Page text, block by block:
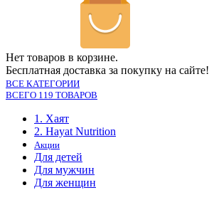
Нет товаров в корзине.
Бесплатная доставка за покупку на сайте!
ВСЕ КАТЕГОРИИ
ВСЕГО 119 ТОВАРОВ
1. Хаят
2. Hayat Nutrition
Акции
Для детей
Для мужчин
Для женщин